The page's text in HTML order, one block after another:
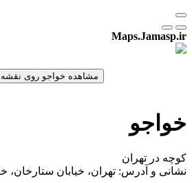
Maps.Jamasp.ir
خواجو
کوچه در تهران
نشانی و آدرس: تهران، خیابان ستارخان،